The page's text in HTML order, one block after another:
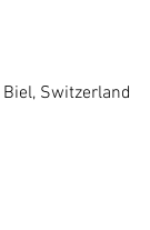
Switzerland